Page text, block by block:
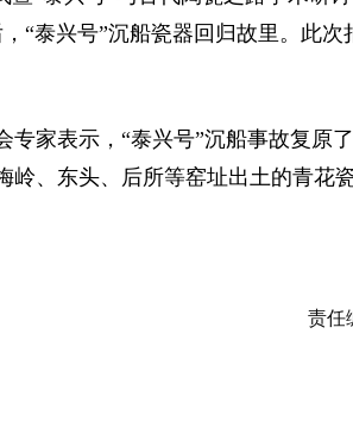
“泰兴号”沉船瓷器回归故里。此
家表示，“泰兴号”沉船事故复原
、东头、后所等窑址出土的青花
责任